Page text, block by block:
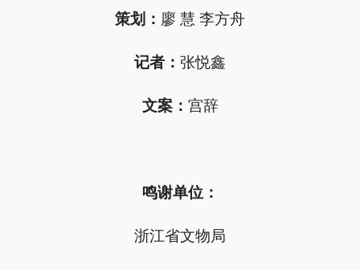
策划 ： 廖 慧 李方舟
记者： 张悦鑫
文案： 宫辞
鸣谢单位：
浙江省文物局